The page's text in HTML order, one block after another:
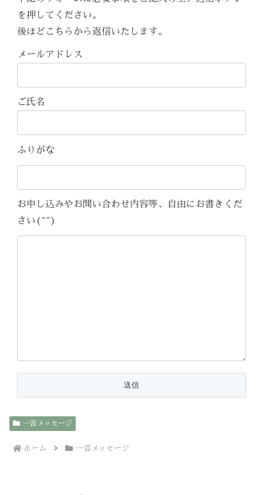
を押してください。
後ほどこちらから返信いたします。
メールアドレス
ご氏名
ふりがな
お申し込みやお問い合わせ内容等、自由にお書きくだ
さい(^^)
一言メッセージ
ホーム 一言メッセージ